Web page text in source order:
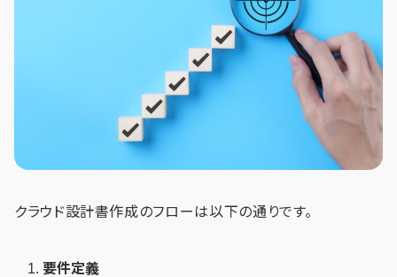
クラウド設計書作成のフローは以下の通りです。
要件定義